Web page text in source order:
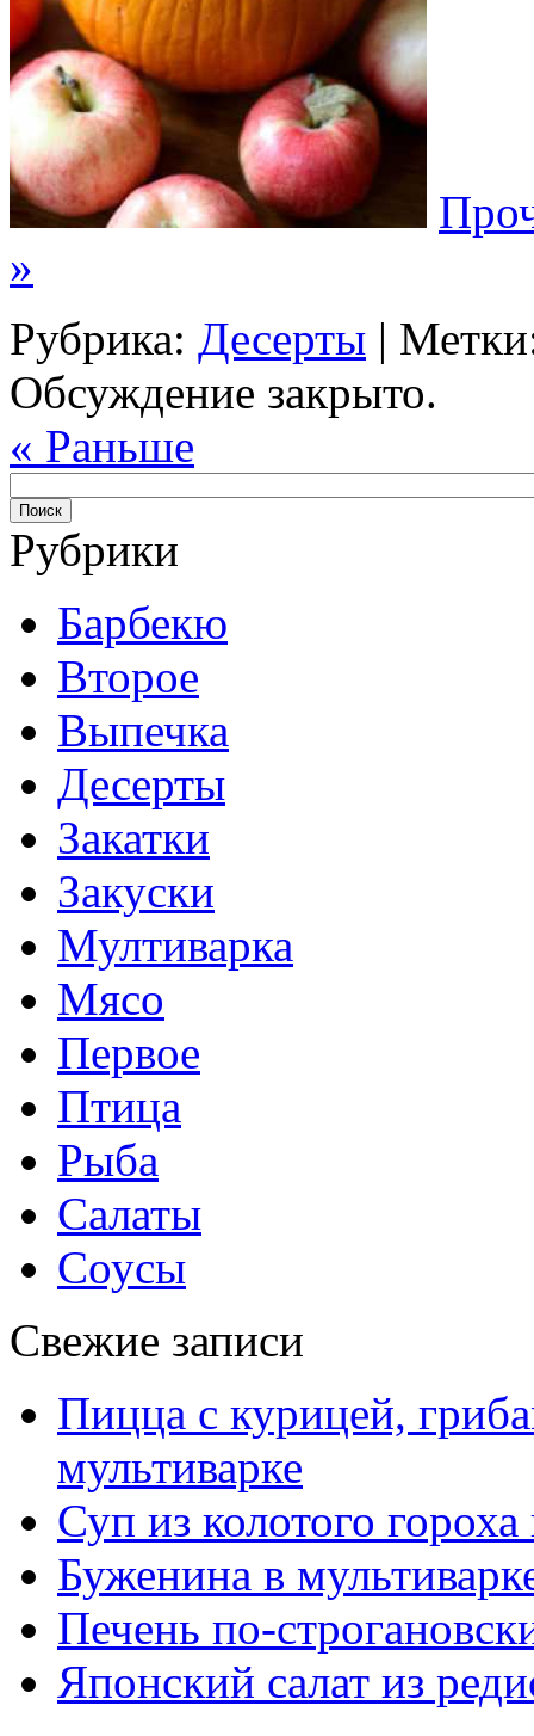
»
Рубрика: Десерты |
Обсуждение закрыто.
« Раньше
Рубрики
Барбекю
Второе
Выпечка
Десерты
Закатки
Закуски
Мултиварка
Мясо
Первое
Птица
Рыба
Салаты
Соусы
Свежие записи
Пицца с курицей,
мультиварке
Суп из колотого
Буженина в
Печень по-
Японский салат из